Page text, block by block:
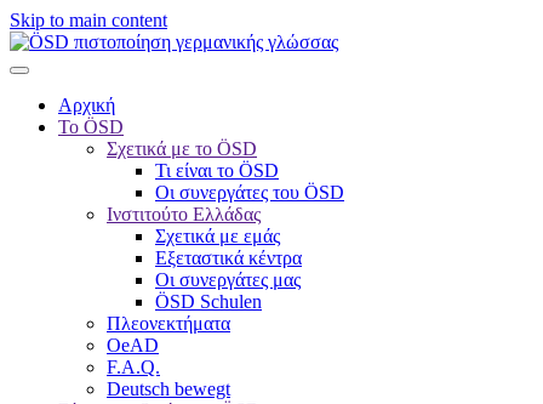
Skip to main content
Αρχική
Το ÖSD
Σχετικά με το ÖSD
Τι είναι το ÖSD
Οι συνεργάτες του ÖSD
Ινστιτούτο Ελλάδας
Σχετικά με εμάς
Εξεταστικά κέντρα
Οι συνεργάτες μας
ÖSD Schulen
Πλεονεκτήματα
OeAD
F.A.Q.
Deutsch bewegt